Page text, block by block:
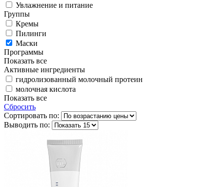
Увлажнение и питание
Группы
Кремы
Пилинги
Маски
Программы
Показать все
Активные ингредиенты
гидролизованный молочный протеин
молочная кислота
Показать все
Сбросить
Сортировать по:
Выводить по: